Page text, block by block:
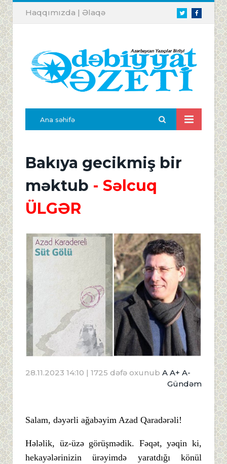
TwitterFacebook
Haqqımızda | Əlaqə
Ana səhifə
Bakıya gecikmiş bir
məktub - Səlcuq
ÜLGƏR
28.11.2023 14:10 | 1725 dəfə oxunub A A+ A-
Gündəm
Salam, dəyərli ağabəyim Azad Qaradərəli!
Hələlik, üz-üzə görüşmədik. Fəqət, yəqin ki,
hekayələrinizin ürəyimdə yaratdığı könül